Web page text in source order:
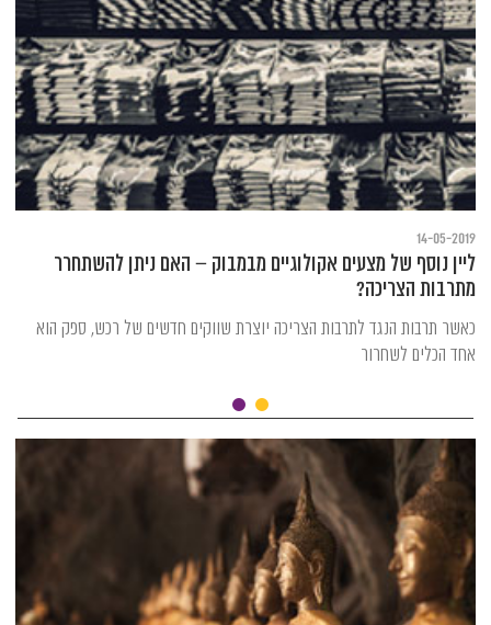
14-05-2019
ליין נוסף של מצעים אקולוגיים מבמבוק – האם ניתן להשתחרר
מתרבות הצריכה?
כאשר תרבות הנגד לתרבות הצריכה יוצרת שווקים חדשים של רכש, ספק הוא
אחד הכלים לשחרור